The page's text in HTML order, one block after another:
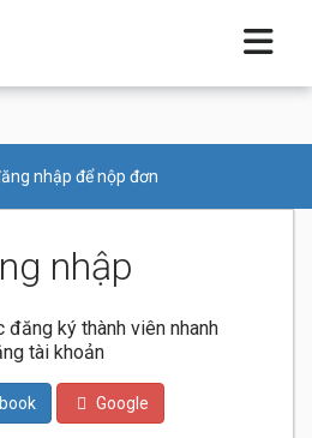
nhập để nộp đơn
nhập
ký thành viên nhanh
tài khoản
Google